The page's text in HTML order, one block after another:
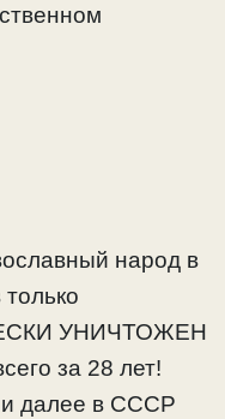
народ в
УНИЧТОЖЕН
за 28 лет!
и далее в СССР